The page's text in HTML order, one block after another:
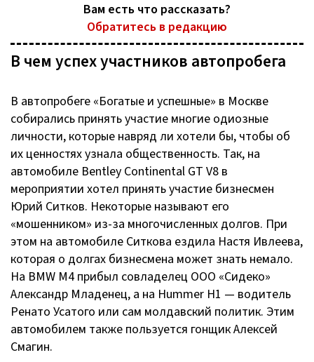
В чем успех участников автопробега
В автопробеге «Богатые и успешные» в Москве
собирались принять участие многие одиозные
личности, которые навряд ли хотели бы, чтобы об
их ценностях узнала общественность. Так, на
автомобиле Bentley Continental GT V8 в
мероприятии хотел принять участие бизнесмен
Юрий Ситков. Некоторые называют его
«мошенником» из-за многочисленных долгов. При
этом на автомобиле Ситкова ездила Настя Ивлеева,
которая о долгах бизнесмена может знать немало.
На BMW M4 прибыл совладелец ООО «Сидеко»
Александр Младенец, а на Hummer H1 — водитель
Ренато Усатого или сам молдавский политик. Этим
автомобилем также пользуется гонщик Алексей
Смагин.
Вам есть что рассказать?
Обратитесь в редакцию